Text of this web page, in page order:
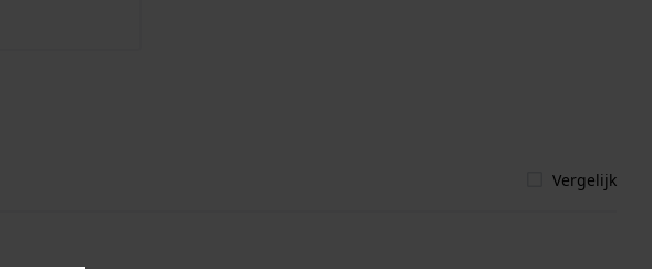
Vergelijk